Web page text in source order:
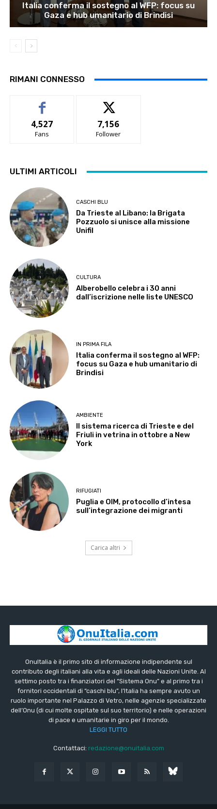
Italia conferma il sostegno al WFP: focus su
Gaza e hub umanitario di Brindisi
RIMANI CONNESSO
4,527
Fans
7,156
Follower
ULTIMI ARTICOLI
CASCHI BLU
Da Trieste al Libano: la Brigata
Pozzuolo si unisce alla missione
Unifil
CULTURA
Alberobello celebra i 30 anni
dall’iscrizione nelle liste UNESCO
IN PRIMA FILA
Italia conferma il sostegno al WFP:
focus su Gaza e hub umanitario di
Brindisi
AMBIENTE
Il sistema ricerca di Trieste e del
Friuli in vetrina in ottobre a New
York
RIFUGIATI
Puglia e OIM, protocollo d’intesa
sull’integrazione dei migranti
Carica altri
OnuItalia è il primo sito di informazione indipendente sul
contributo degli italiani alla vita e agli ideali delle Nazioni Unite. Al
settimo posto tra i finanziatori del “Sistema Onu” e al primo tra i
fornitori occidentali di “caschi blu”, l’Italia ha sempre avuto un
ruolo importante nel Palazzo di Vetro, nelle agenzie specializzate
dell’Onu (di cui molte ospitate sul suo territorio) e nelle operazioni
di pace e umanitarie in giro per il mondo.
LEGGI TUTTO
Contattaci: redazione@onuitalia.com